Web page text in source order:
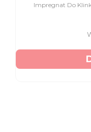
Impregnat Do